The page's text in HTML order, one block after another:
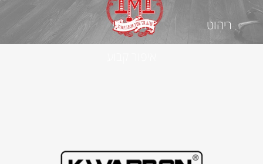
ריהוט
חד פעמי